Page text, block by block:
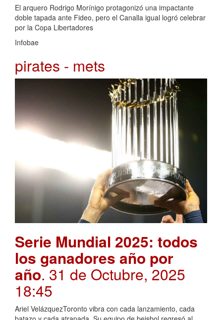
El arquero Rodrigo Morínigo protagonizó una impactante
doble tapada ante Fideo, pero el Canalla igual logró celebrar
por la Copa Libertadores
Infobae
pirates - mets
Serie Mundial 2025: todos
los ganadores año por
año. 31 de Octubre, 2025
18:45
Ariel VelázquezToronto vibra con cada lanzamiento, cada